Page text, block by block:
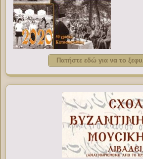
Πατήστε εδώ για να το